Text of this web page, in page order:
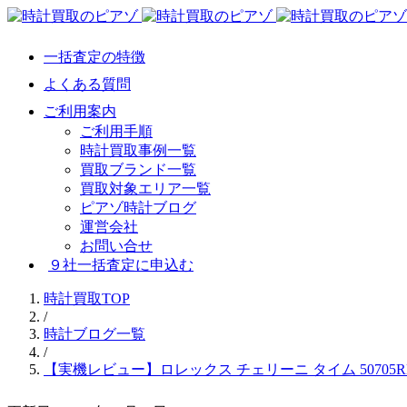
一括査定の特徴
よくある質問
ご利用案内
ご利用手順
時計買取事例一覧
買取ブランド一覧
買取対象エリア一覧
ピアゾ時計ブログ
運営会社
お問い合せ
９社一括査定に申込む
時計買取TOP
/
時計ブログ一覧
/
【実機レビュー】ロレックス チェリーニ タイム